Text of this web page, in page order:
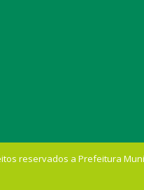
reservados a Prefeitura